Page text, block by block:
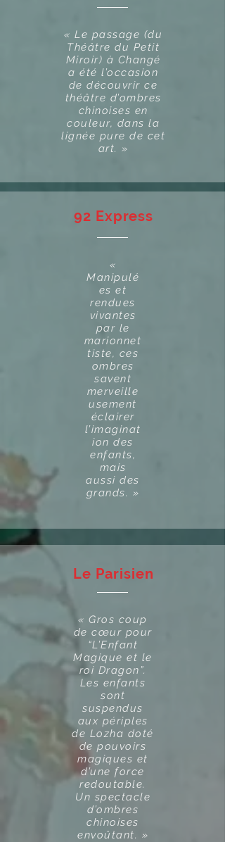
« Le passage (du
Théâtre du Petit
Miroir) à Changé
a été l’occasion
de découvrir ce
théâtre d’ombres
chinoises en
couleur, dans la
lignée pure de cet
art. »
92 Express
«
Manipulé
es et
rendues
vivantes
par le
marionnet
tiste, ces
ombres
savent
merveille
usement
éclairer
l’imaginat
ion des
enfants,
mais
aussi des
grands. »
Le Parisien
« Gros coup
de cœur pour
“L’Enfant
Magique et le
roi Dragon”.
Les enfants
sont
suspendus
aux périples
de Lozha doté
de pouvoirs
magiques et
d’une force
redoutable.
Un spectacle
d’ombres
chinoises
envoûtant. »